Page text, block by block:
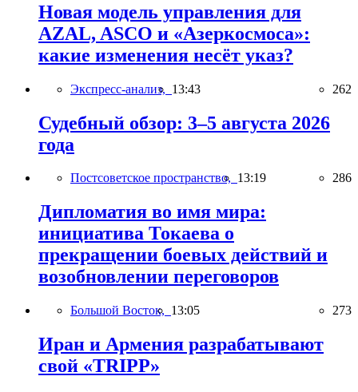
Новая модель управления для
AZAL, ASCO и «Азеркосмоса»:
какие изменения несёт указ?
Экспресс-анализ, 13:43 262
Судебный обзор: 3–5 августа 2026
года
Постсоветское пространство, 13:19 286
Дипломатия во имя мира:
инициатива Токаева о
прекращении боевых действий и
возобновлении переговоров
Большой Восток, 13:05 273
Иран и Армения разрабатывают
свой «TRIPP»